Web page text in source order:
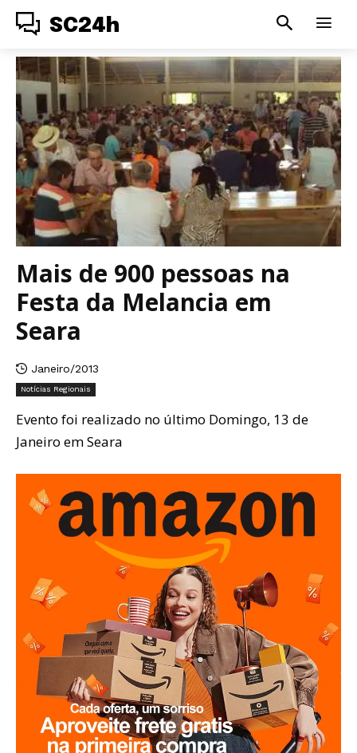
SC24h
Mais de 900 pessoas na
Festa da Melancia em
Seara
Janeiro/2013
Notícias Regionais
Evento foi realizado no último Domingo, 13 de
Janeiro em Seara